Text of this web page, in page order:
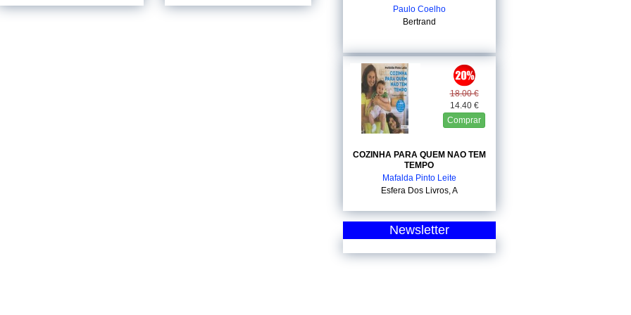
Paulo Coelho
Bertrand
18.00 €
14.40 €
Comprar
COZINHA PARA QUEM NAO TEM
TEMPO
Mafalda Pinto Leite
Esfera Dos Livros, A
Newsletter